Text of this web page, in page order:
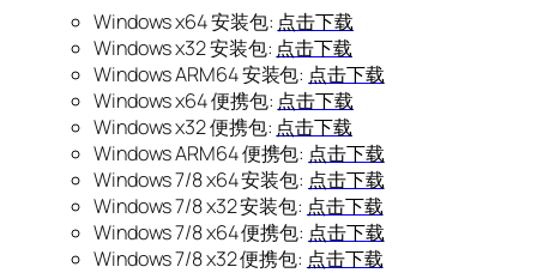
Windows x64 安装包: 点击下载
Windows x32 安装包: 点击下载
Windows ARM64 安装包: 点击下载
Windows x64 便携包: 点击下载
Windows x32 便携包: 点击下载
Windows ARM64 便携包: 点击下载
Windows 7/8 x64 安装包: 点击下载
Windows 7/8 x32 安装包: 点击下载
Windows 7/8 x64 便携包: 点击下载
Windows 7/8 x32 便携包: 点击下载